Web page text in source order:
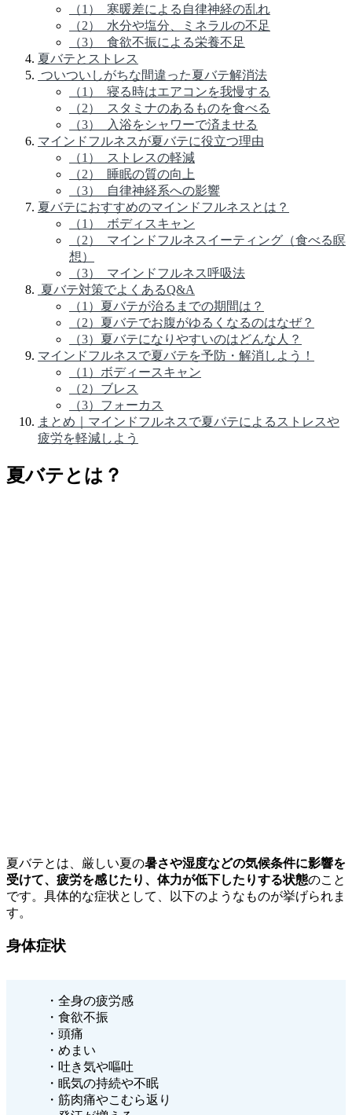
（1） 寒暖差による自律神経の乱れ
（2） 水分や塩分、ミネラルの不足
（3） 食欲不振による栄養不足
夏バテとストレス
ついついしがちな間違った夏バテ解消法
（1） 寝る時はエアコンを我慢する
（2） スタミナのあるものを食べる
（3） 入浴をシャワーで済ませる
マインドフルネスが夏バテに役立つ理由
（1） ストレスの軽減
（2） 睡眠の質の向上
（3） 自律神経系への影響
夏バテにおすすめのマインドフルネスとは？
（1） ボディスキャン
（2） マインドフルネスイーティング（食べる瞑
想）
（3） マインドフルネス呼吸法
夏バテ対策でよくあるQ&A
（1）夏バテが治るまでの期間は？
（2）夏バテでお腹がゆるくなるのはなぜ？
（3）夏バテになりやすいのはどんな人？
マインドフルネスで夏バテを予防・解消しよう！
（1）ボディースキャン
（2）ブレス
（3）フォーカス
まとめ｜マインドフルネスで夏バテによるストレスや
疲労を軽減しよう
夏バテとは？
夏バテとは、厳しい夏の暑さや湿度などの気候条件に影響を
受けて、疲労を感じたり、体力が低下したりする状態のこと
です。具体的な症状として、以下のようなものが挙げられま
す。
身体症状
・全身の疲労感
・食欲不振
・頭痛
・めまい
・吐き気や嘔吐
・眠気の持続や不眠
・筋肉痛やこむら返り